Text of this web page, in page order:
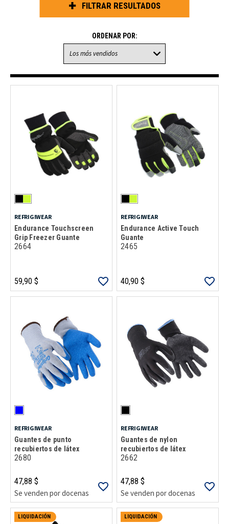
FILTRAR RESULTADOS
ORDENAR POR:
REFRIGIWEAR
Endurance Touchscreen
Grip Freezer Guante
2664
59,90 $
REFRIGIWEAR
Endurance Active Touch
Guante
2465
40,90 $
REFRIGIWEAR
Guantes de punto
recubiertos de látex
2680
47,88 $
Se venden por docenas
REFRIGIWEAR
Guantes de nylon
recubiertos de látex
2662
47,88 $
Se venden por docenas
LIQUIDACIÓN LIQUIDACIÓN